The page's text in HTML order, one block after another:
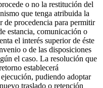
o no la restitución del
que tenga atribuida la
de procedencia para permitir
estancia, comunicación o
el interés superior de éste
o de las disposiciones
el caso. La resolución que
establecerá
pudiendo adoptar
traslado o retención